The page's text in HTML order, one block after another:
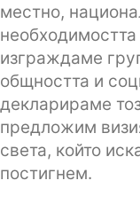
местно,
изграждаме
общността и
декларираме
предложим
света, който
постигнем.